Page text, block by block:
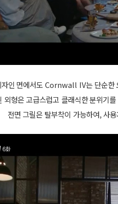
자인 면에서도 Cornwall IV는 단순한
외형은 고급스럽고 클래식한 분위기
전면 그릴은 탈부착이 가능하여, 사